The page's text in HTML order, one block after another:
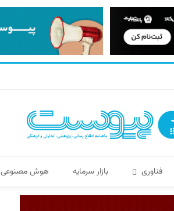
فناوری بازار سرمایه هوش مصنوعی